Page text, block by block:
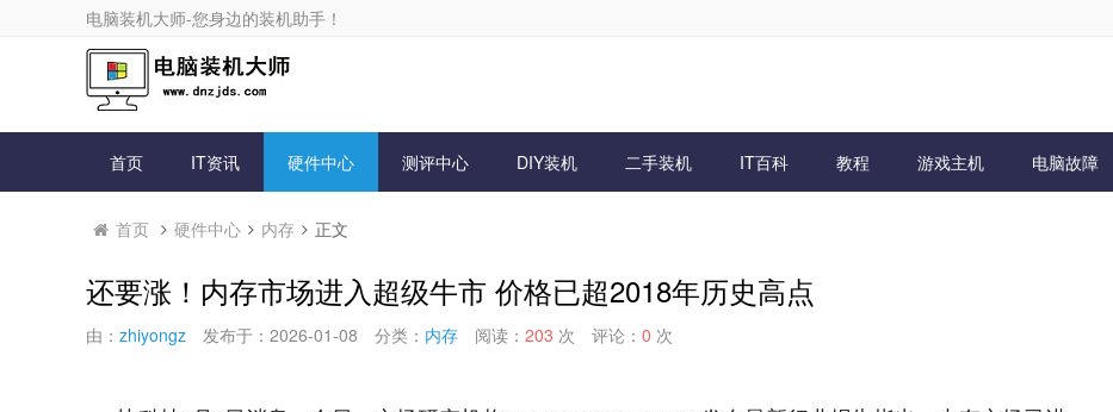
电脑装机大师-您身边的装机助手！
首页 IT资讯 硬件中心 测评中心 DIY装机 二手装机 IT百科 教程 游戏主机 电脑故障
首页 硬件中心 内存 正文
还要涨！内存市场进入超级牛市 价格已超2018年历史高点
由： zhiyongz 发布于：2026-01-08 分类： 内存 阅读： 203 次 评论： 0 次